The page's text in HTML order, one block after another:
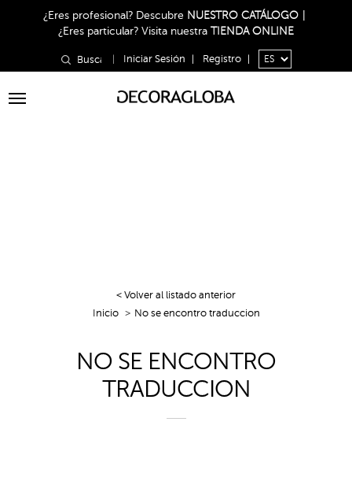
¿Eres profesional? Descubre NUESTRO CATÁLOGO
¿Eres particular? Visita nuestra TIENDA ONLINE
Iniciar Sesión Registro
Toggle
< Volver al listado anterior
Inicio
No se encontro traduccion
NO SE ENCONTRO
TRADUCCION